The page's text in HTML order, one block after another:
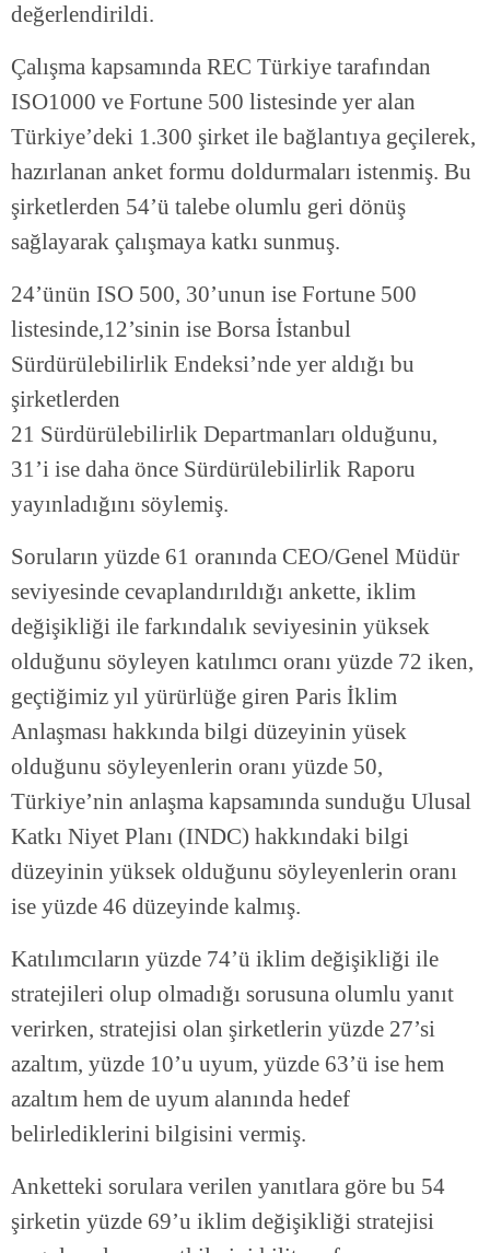
değerlendirildi.
Çalışma kapsamında REC Türkiye tarafından
ISO1000 ve Fortune 500 listesinde yer alan
Türkiye’deki 1.300 şirket ile bağlantıya geçilerek,
hazırlanan anket formu doldurmaları istenmiş. Bu
şirketlerden 54’ü talebe olumlu geri dönüş
sağlayarak çalışmaya katkı sunmuş.
24’ünün ISO 500, 30’unun ise Fortune 500
listesinde,12’sinin ise Borsa İstanbul
Sürdürülebilirlik Endeksi’nde yer aldığı bu
şirketlerden
21 Sürdürülebilirlik Departmanları olduğunu,
31’i ise daha önce Sürdürülebilirlik Raporu
yayınladığını söylemiş.
Soruların yüzde 61 oranında CEO/Genel Müdür
seviyesinde cevaplandırıldığı ankette, iklim
değişikliği ile farkındalık seviyesinin yüksek
olduğunu söyleyen katılımcı oranı yüzde 72 iken,
geçtiğimiz yıl yürürlüğe giren Paris İklim
Anlaşması hakkında bilgi düzeyinin yüsek
olduğunu söyleyenlerin oranı yüzde 50,
Türkiye’nin anlaşma kapsamında sunduğu Ulusal
Katkı Niyet Planı (INDC) hakkındaki bilgi
düzeyinin yüksek olduğunu söyleyenlerin oranı
ise yüzde 46 düzeyinde kalmış.
Katılımcıların yüzde 74’ü iklim değişikliği ile
stratejileri olup olmadığı sorusuna olumlu yanıt
verirken, stratejisi olan şirketlerin yüzde 27’si
azaltım, yüzde 10’u uyum, yüzde 63’ü ise hem
azaltım hem de uyum alanında hedef
belirlediklerini bilgisini vermiş.
Anketteki sorulara verilen yanıtlara göre bu 54
şirketin yüzde 69’u iklim değişikliği stratejisi